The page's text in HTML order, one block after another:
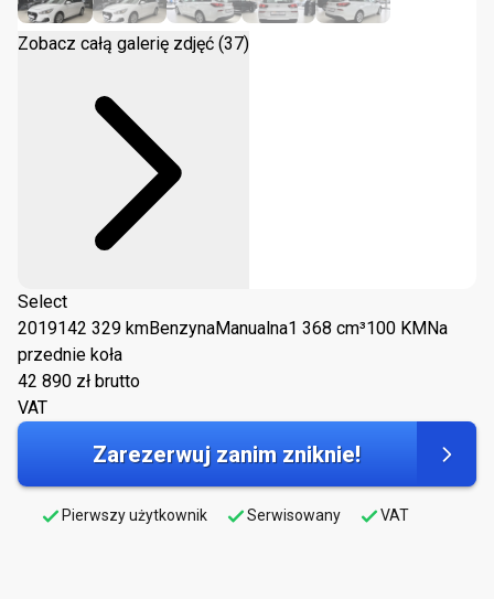
Zobacz całą galerię zdjęć (37)
Select
2019142 329 kmBenzynaManualna1 368 cm³100 KM Na
przednie koła
42 890 zł brutto
VAT
Zarezerwuj zanim zniknie!
Pierwszy użytkownik Serwisowany VAT